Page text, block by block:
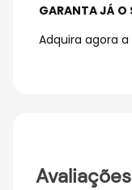
GARANTA JÁ O
Adquira agora
Avaliações